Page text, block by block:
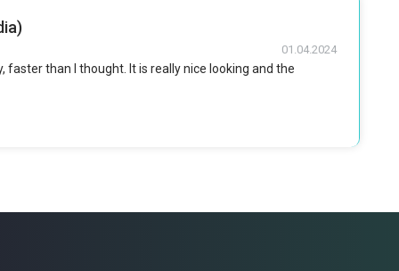
01.04.2024
faster than I thought. It is really nice looking and the